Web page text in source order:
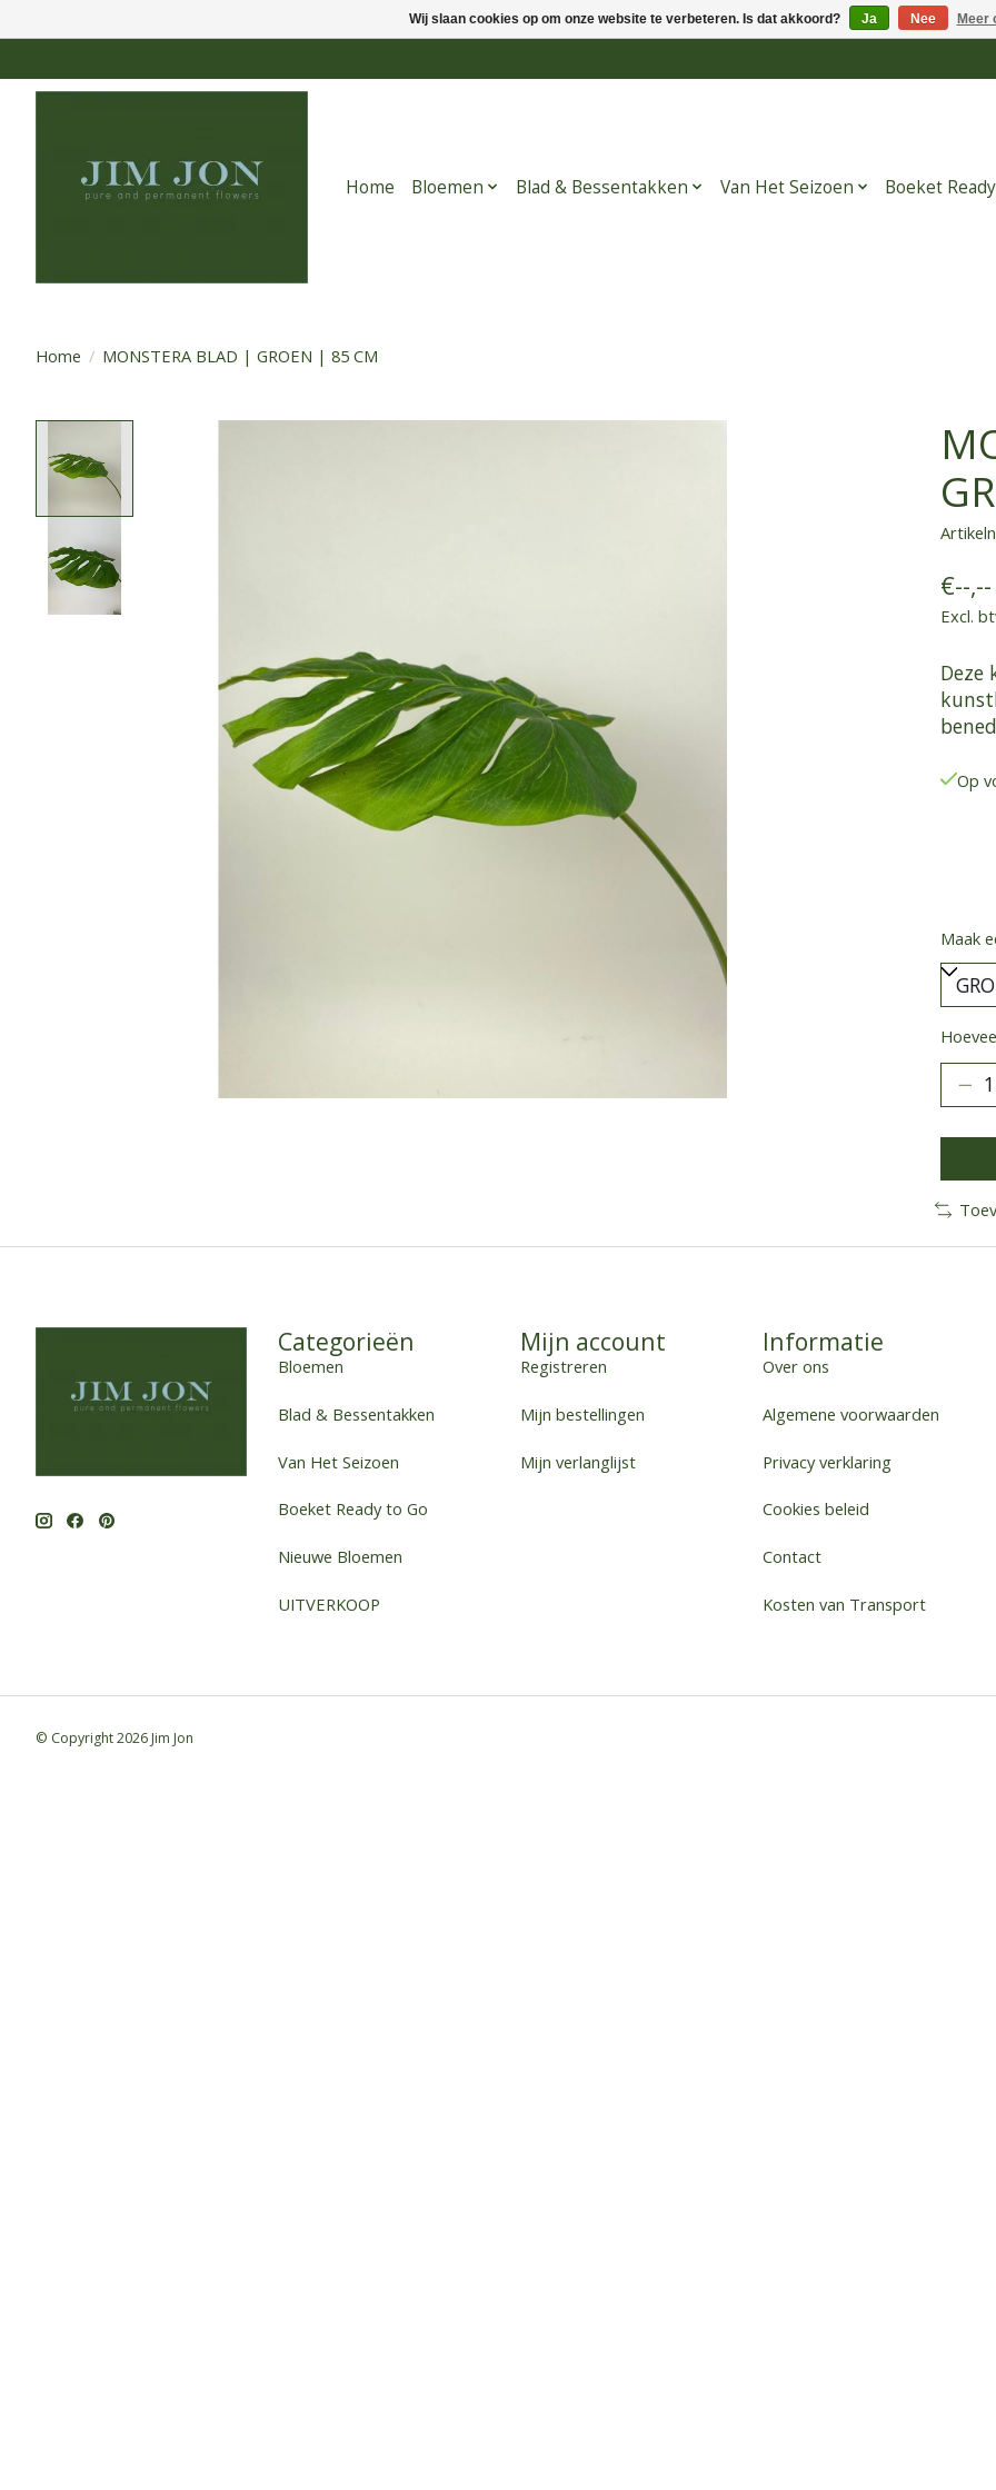
Home Bloemen Blad & Bessentakken Van Het Seizoen Boeket
Home / MONSTERA BLAD | GROEN | 85 CM
€--,--
Excl.
Deze
Op
Maak
Categorieën
Bloemen
Blad & Bessentakken
Van Het Seizoen
Boeket Ready to Go
Nieuwe Bloemen
UITVERKOOP
Mijn account
Registreren
Mijn bestellingen
Mijn verlanglijst
Informatie
Over ons
Algemene voorwaarden
Privacy verklaring
Cookies beleid
Contact
Kosten van Transport
© Copyright 2026 Jim Jon
Wij slaan cookies op om onze website te verbeteren. Is dat akkoord? Ja Nee Meer